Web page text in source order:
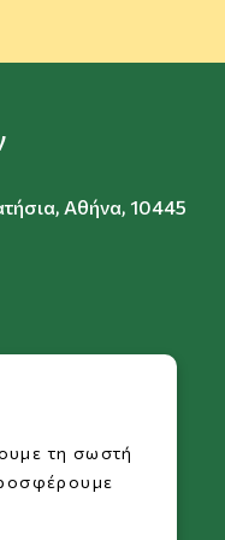
Αθήνα, 10445
τη σωστή